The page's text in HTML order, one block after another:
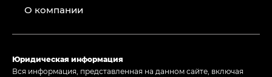
О компании
Юридическая информация
Вся информация, представленная на данном сайте, включая